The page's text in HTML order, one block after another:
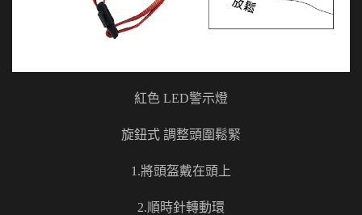
紅色 LED警示燈
旋鈕式 調整頭圍鬆緊
1.將頭盔戴在頭上
2.順時針轉動環